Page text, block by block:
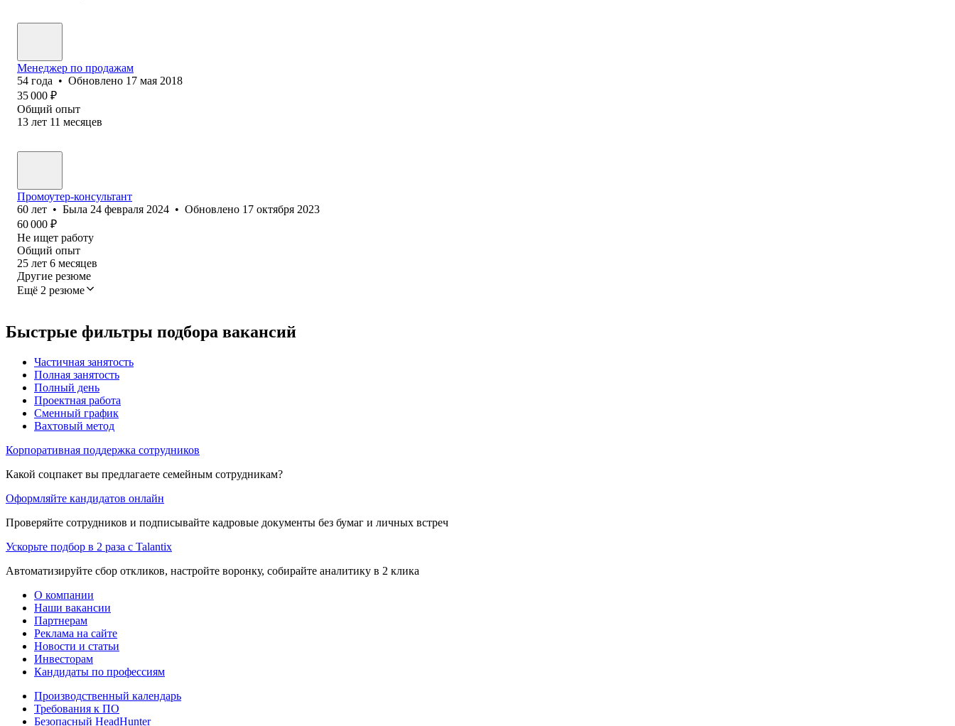
Менеджер по продажам
54 года • Обновлено 17 мая 2018
35 000 ₽
Общий опыт
13 лет 11 месяцев
Промоутер-консультант
60 лет • Была 24 февраля 2024 • Обновлено 17 октября 2023
60 000 ₽
Не ищет работу
Общий опыт
25 лет 6 месяцев
Другие резюме
Ещё 2 резюме
Быстрые фильтры подбора вакансий
Частичная занятость
Полная занятость
Полный день
Проектная работа
Сменный график
Вахтовый метод
Корпоративная поддержка сотрудников
Какой соцпакет вы предлагаете семейным сотрудникам?
Оформляйте кандидатов онлайн
Проверяйте сотрудников и подписывайте кадровые документы без бумаг и личных встреч
Ускорьте подбор в 2 раза с Talantix
Автоматизируйте сбор откликов, настройте воронку, собирайте аналитику в 2 клика
О компании
Наши вакансии
Партнерам
Реклама на сайте
Новости и статьи
Инвесторам
Кандидаты по профессиям
Производственный календарь
Требования к ПО
Безопасный HeadHunter